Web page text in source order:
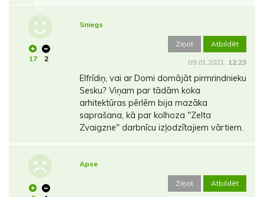
17 2
Sniegs
Ziņot Atbildēt
09.01.2021. 12:23
Elfrīdiņ, vai ar Domi domājāt pirmrindnieku
Sesku? Viņam par tādām koka
arhitektūras pērlēm bija mazāka
saprašana, kā par kolhoza "Zelta
Zvaigzne" darbnīcu izļodzītajiem vārtiem.
Apse
Ziņot Atbildēt